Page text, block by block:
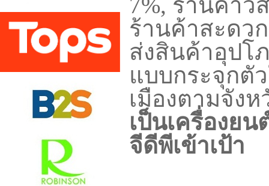
7%, ร้านค้าวั
ร้านค้าสะดว
ส่งสินค้าอุปโ
แบบกระจุกตั
เมืองตามจัง
เป็นเครื่องย
จีดีพีเข้าเป้า